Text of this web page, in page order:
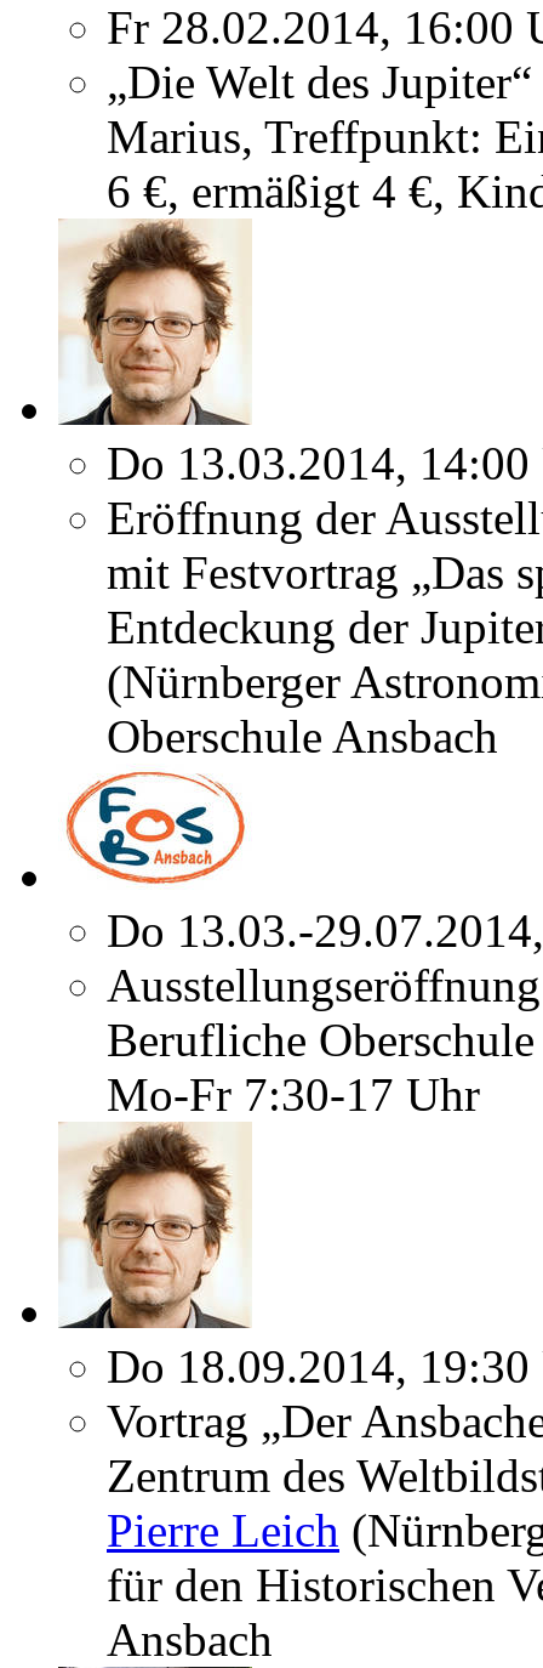
Fr 28.02.2014, 16:00
„Die Welt des
Marius, Treffpunkt:
6 €, ermäßigt 4 €,
Do 13.03.2014,
Eröffnung der
mit Festvortrag „Das
Entdeckung der
(Nürnberger
Oberschule Ansbach
Do 13.03.-
Berufliche
Mo-Fr 7:30-17 Uhr
Do 18.09.2014,
Vortrag „Der
Zentrum des
Pierre Leich
für den Historischen
Ansbach